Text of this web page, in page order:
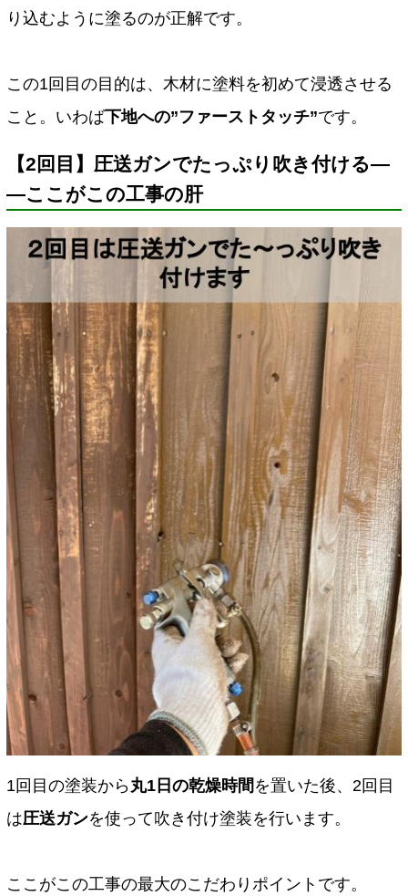
り込むように塗るのが正解です。
この1回目の目的は、木材に塗料を初めて浸透させる
こと。いわば下地への”ファーストタッチ”です。
【2回目】圧送ガンでたっぷり吹き付ける―
―ここがこの工事の肝
1回目の塗装から丸1日の乾燥時間 を置いた後、2回目
は圧送ガンを使って吹き付け塗装を行います。
ここがこの工事の最大のこだわりポイントです。